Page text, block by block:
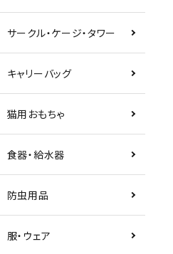
サークル・ケージ・タワー
キャリーバッグ
猫用おもちゃ
食器・給水器
防虫用品
服・ウェア